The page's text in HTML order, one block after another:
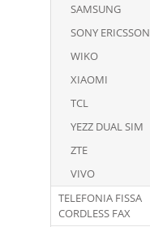
SAMSUNG
SONY ERICSSON
WIKO
XIAOMI
TCL
YEZZ DUAL SIM
ZTE
VIVO
TELEFONIA FISSA
CORDLESS FAX